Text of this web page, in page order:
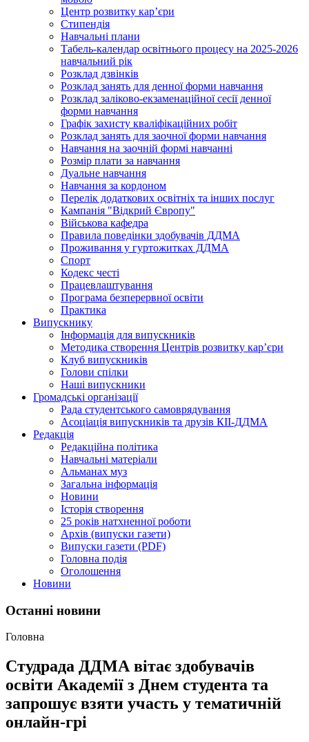
Центр розвитку кар’єри
Стипендія
Навчальні плани
Табель-календар освітнього процесу на 2025-2026
навчальний рік
Розклад дзвінків
Розклад занять для денної форми навчання
Розклад заліково-екзаменаційної сесії денної
форми навчання
Графік захисту кваліфікаційних робіт
Розклад занять для заочної форми навчання
Навчання на заочній формі навчанні
Розмір плати за навчання
Дуальне навчання
Навчання за кордоном
Перелік додаткових освітніх та інших послуг
Кампанія "Відкрий Європу"
Військова кафедра
Правила поведінки здобувачів ДДМА
Проживання у гуртожитках ДДМА
Спорт
Кодекс честі
Працевлаштування
Програма безперервної освіти
Практика
Випускнику
Інформація для випускників
Методика створення Центрів розвитку кар’єри
Клуб випускників
Голови спілки
Наші випускники
Громадські організації
Рада студентського самоврядування
Асоціація випускників та друзів КІІ-ДДМА
Редакція
Редакційна політика
Навчальні матеріали
Альманах муз
Загальна інформація
Новини
Історія створення
25 років натхненної роботи
Архів (випуски газети)
Випуски газети (PDF)
Головна подія
Оголошення
Новини
Останні новини
Головна
Студрада ДДМА вітає здобувачів
освіти Академії з Днем студента та
запрошує взяти участь у тематичній
онлайн-грі